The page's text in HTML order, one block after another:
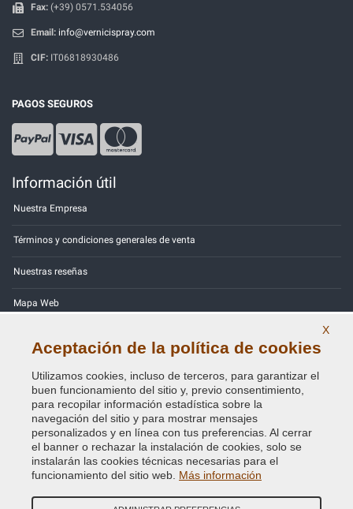
Fax: (+39) 0571.534056
Email: info@vernicispray.com
CIF: IT06818930486
PAGOS SEGUROS
Información útil
Nuestra Empresa
Términos y condiciones generales de venta
Nuestras reseñas
Mapa Web
Política de Privacidad - RGPD
Copyright © 2014 - 2026. All Rights Reserved.
X
Aceptación de la política de cookies
Utilizamos cookies, incluso de terceros, para garantizar el
buen funcionamiento del sitio y, previo consentimiento,
para recopilar información estadística sobre la
navegación del sitio y para mostrar mensajes
personalizados y en línea con tus preferencias. Al cerrar
el banner o rechazar la instalación de cookies, solo se
instalarán las cookies técnicas necesarias para el
funcionamiento del sitio web. Más información